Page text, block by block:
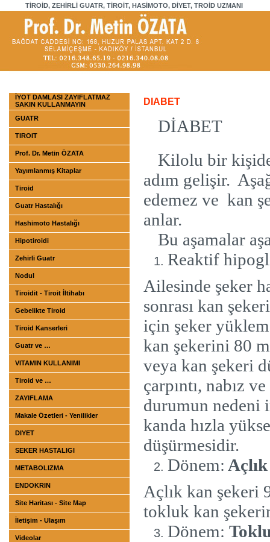
TİROİD, ZEHİRLİ GUATR, TİROİT, HASİMOTO, DİYET, TROİD UZMANI
İYOT DAMLASI ZAYIFLATMAZ
SAKIN KULLANMAYIN
GUATR
TIROIT
Prof. Dr. Metin ÖZATA
Yayımlanmış Kitaplar
Tiroid
Guatr Hastalığı
Hashimoto Hastalığı
Hipotiroidi
Zehirli Guatr
Nodul
Tiroidit - Tiroit İltihabı
Gebelikte Tiroid
Tiroid Kanserleri
Guatr ve …
VITAMIN KULLANIMI
Tiroid ve …
ZAYIFLAMA
Makale Özetleri - Yenilikler
DIYET
SEKER HASTALIGI
METABOLIZMA
ENDOKRIN
Site Haritası - Site Map
İletişim - Ulaşım
Videolar
DIABET
DİABET
Kilolu bir
adım gelişir.
edemez ve kan
anlar.
Bu aşamalar
Reaktif
Ailesinde şeker
sonrası kan
için şeker
kan şekerini 80
veya kan şekeri
çarpıntı, nabız
durumun nedeni
kanda hızla
düşürmesidir.
Dönem:
Açlık kan şekeri
tokluk kan
Dönem: